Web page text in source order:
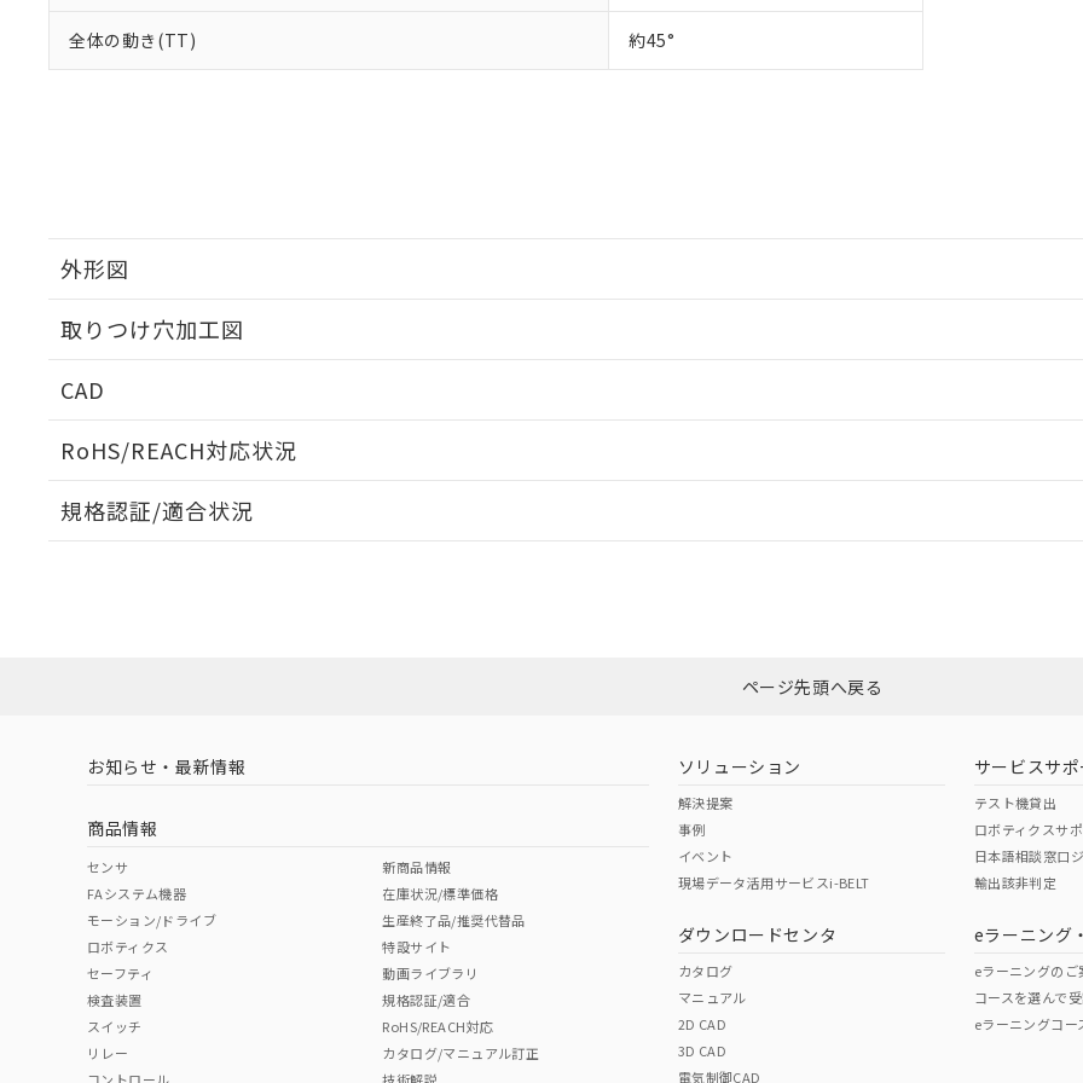
全体の動き(TT) 約45°
外形図
取りつけ穴加工図
CAD
RoHS/REACH対応状況
EU RoHS 注意事項・凡例
ダウンロードはこちら
中国 RoHS 注意事項・凡例
中国 RoHS表
Pb Hg Cr(VI)
規格認証/適合状況
ページ先頭へ戻る
お知らせ・最新情報
商品情報
センサ
FAシステム機器
モーション/ドライブ
ロボティクス
セーフティ
検査装置
スイッチ
リレー
新商品情報
在庫状況/標準価格
生産終了品/推奨代替品
特設サイト
動画ライブラリ
規格認証/適合
RoHS/REACH対応
カタログ/マニュアル訂正
ソリューション
解決提案
事例
イベント
現場データ活用サービスi-BELT
ダウンロードセンタ
カタログ
マニュアル
2D CAD
3D CAD
電気制御CAD
サービスサポ
テスト機貸出
ロボティクスサ
日本語相談窓口
輸出該非判定
eラーニング
eラーニングのご
コースを選んで
eラーニングコー